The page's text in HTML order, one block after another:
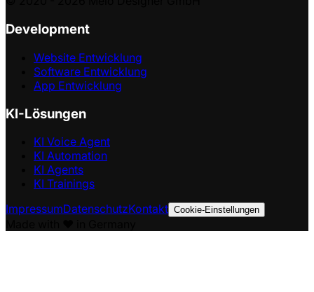
Development
Website Entwicklung
Software Entwicklung
App Entwicklung
KI-Lösungen
KI Voice Agent
KI Automation
KI Agents
KI Trainings
ImpressumDatenschutzKontakt Cookie-Einstellungen